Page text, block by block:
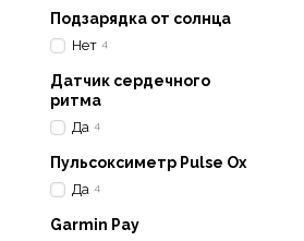
Подзарядка от солнца
Нет 4
Датчик сердечного
ритма
Да 4
Пульсоксиметр Pulse Ox
Да 4
Garmin Pay